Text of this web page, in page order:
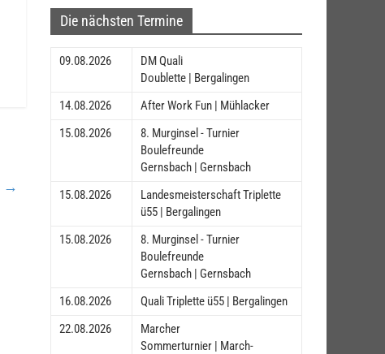
→
Die nächsten Termine
09.08.2026
DM Quali
Doublette | Bergalingen
14.08.2026
After Work Fun | Mühlacker
15.08.2026
8. Murginsel - Turnier
Boulefreunde
Gernsbach | Gernsbach
15.08.2026
Landesmeisterschaft Triplette
ü55 | Bergalingen
15.08.2026
8. Murginsel - Turnier
Boulefreunde
Gernsbach | Gernsbach
16.08.2026
Quali Triplette ü55 | Bergalingen
22.08.2026
Marcher
Sommerturnier | March-